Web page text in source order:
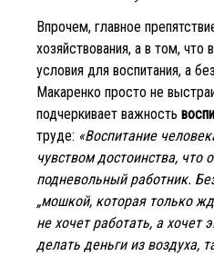
Впрочем, главное
хозяйствования, а в том, что
условия для воспитания, а
Макаренко просто не
подчеркивает важность
труде: «Воспитание
чувством достоинства, что
подневольный работник.
„мошкой, которая только
не хочет работать, а хочет
делать деньги из воздуха,